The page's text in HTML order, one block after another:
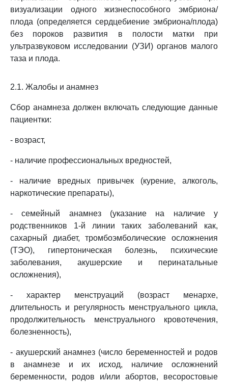
визуализации одного жизнеспособного эмбриона/
плода (определяется сердцебиение эмбриона/плода)
без пороков развития в полости матки при
ультразвуковом исследовании (УЗИ) органов малого
таза и плода.
2.1. Жалобы и анамнез
Сбор анамнеза должен включать следующие данные
пациентки:
- возраст,
- наличие профессиональных вредностей,
- наличие вредных привычек (курение, алкоголь,
наркотические препараты),
- семейный анамнез (указание на наличие у
родственников 1-й линии таких заболеваний как,
сахарный диабет, тромбоэмболические осложнения
(ТЭО), гипертоническая болезнь, психические
заболевания, акушерские и перинатальные
осложнения),
- характер менструаций (возраст менархе,
длительность и регулярность менструального цикла,
продолжительность менструального кровотечения,
болезненность),
- акушерский анамнез (число беременностей и родов
в анамнезе и их исход, наличие осложнений
беременности, родов и/или абортов, весоростовые